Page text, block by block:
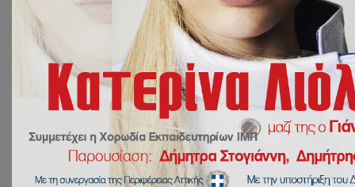
27 Μαρτίου 2023 ΔΡΑΣΕΙΣ, byΕυάγγελος
Γιακουμόγλου
Μαθητική παρέλαση 25ης Μαρτίου
Τιμούμε τους ήρωες του παρελθόντος αλλά
στρέφουμε το βλέμμα μας και προς το μέλλον.
Ατενίζοντας τους φερέλπιδες μαθητές μας να…